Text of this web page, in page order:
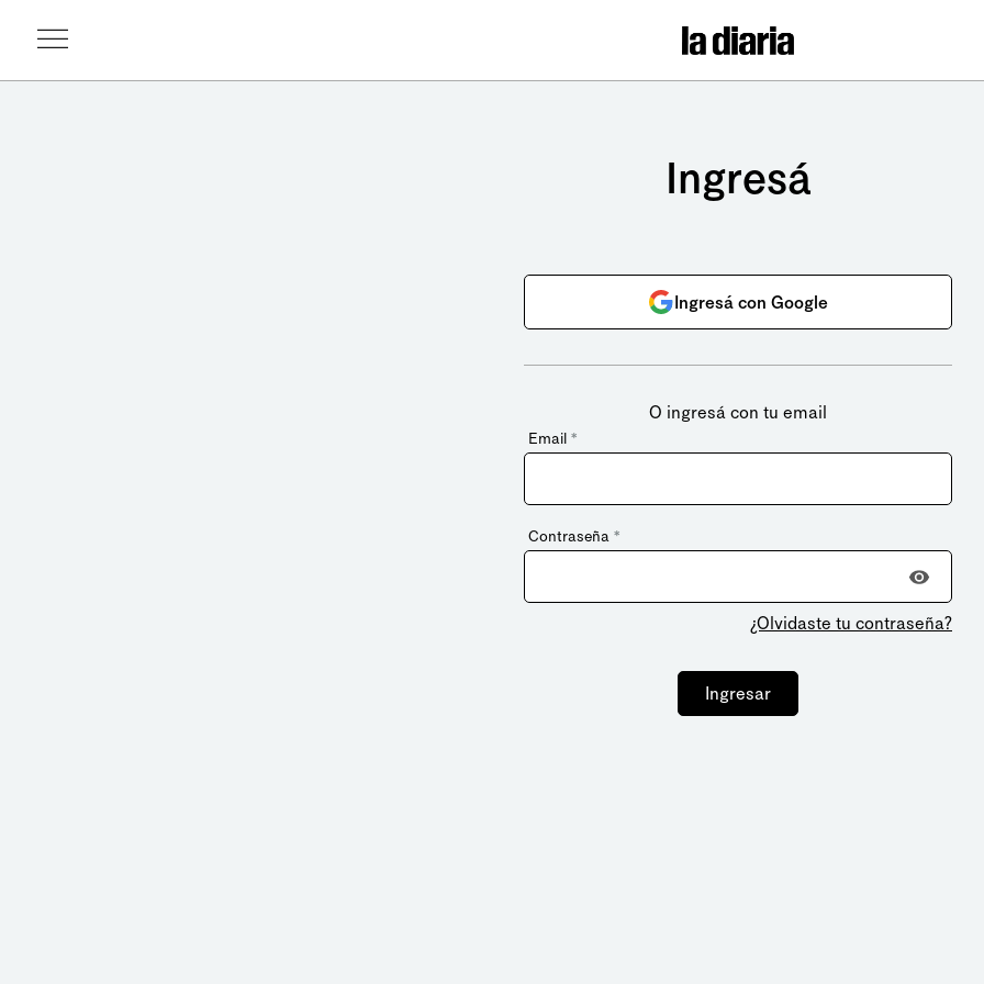
Ingresá
Ingresá con Google
O ingresá con tu email
Email *
Contraseña *
¿Olvidaste tu contraseña?
Ingresar